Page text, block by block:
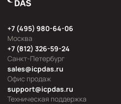
Москва
+7 (495) 980-64-06
Офис продаж
sales@icpdas.ru
Санкт-Петербург
+7 (812) 326-59-24
Техническая поддержка
support@icpdas.ru